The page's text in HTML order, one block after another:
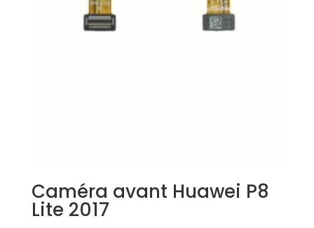
Caméra avant Huawei P8
Lite 2017